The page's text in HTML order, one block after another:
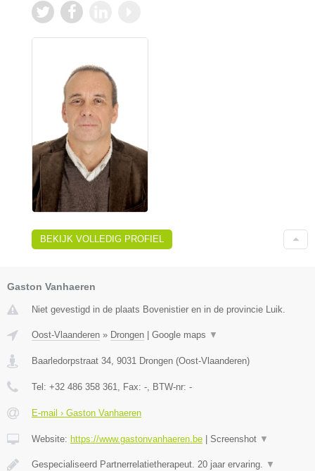
BEKIJK VOLLEDIG PROFIEL
Gaston Vanhaeren
Niet gevestigd in de plaats Bovenistier en in de provincie Luik.
Oost-Vlaanderen » Drongen Google maps ▼
Baarledorpstraat 34, 9031 Drongen (Oost-Vlaanderen)
Tel: +32 486 358 361, Fax: -, BTW-nr: -
E-mail › Gaston Vanhaeren
Website: https://www.gastonvanhaeren.be Screenshot ▼
Gespecialiseerd Partnerrelatietherapeut. 20 jaar ervaring. ▼